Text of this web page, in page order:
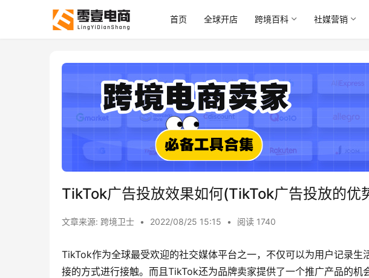
首页 全球开店 跨境百科 社媒营销
TikTok广告投放效果如何(TikTok广告投放的优
文章来源: 跨境卫士 • 2022/08/25 15:15 • 阅读 1740
TikTok作为全球最受欢迎的社交媒体平台之一，不仅可以为用户记录生
接的方式进行接触。而且TikTok还为品牌卖家提供了一个推广产品的